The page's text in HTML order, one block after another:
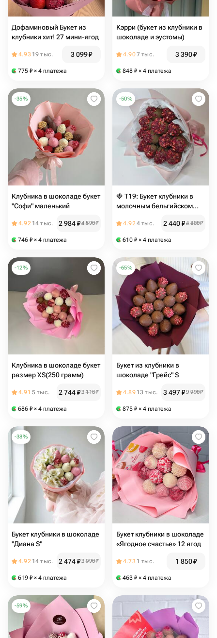
Дофаминовый Букет из
клубники хит! 27 мини-ягод
4.93 19 тыс. 3 099₽
775 ₽ × 4 платежа
Кэрри (букет из клубники в
шоколаде и эустомы)
4.907 тыс. 3 390₽
848 ₽ × 4 платежа
-35%
Клубника в шоколаде букет
"Софи" маленький
4.92 14 тыс. 2 984₽4 590₽
746 ₽ × 4 платежа
-50%
🍓 Т19: Букет клубники в
молочным бельгийском
15 ягод)
4.924 тыс. 2 440₽4 880₽
610 ₽ × 4 платежа
-12%
Клубника в шоколаде букет
размер XS(250 грамм)
4.91 5 тыс. 2 744₽3 118₽
686 ₽ × 4 платежа
-65%
Букет из клубники в
шоколаде "Грейс" S
4.89 13 тыс. 3 497₽9 990₽
875 ₽ × 4 платежа
-38%
Букет клубники в шоколаде
"Диана S"
4.92 14 тыс. 2 474₽3 990₽
619 ₽ × 4 платежа
Букет клубники в шоколаде
«Ягодное счастье» 12 ягод
4.73 1 тыс. 1 850₽
463 ₽ × 4 платежа
-59%